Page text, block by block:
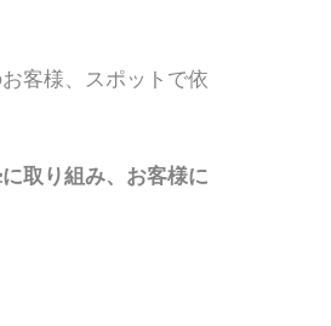
客様、スポットで依
取り組み、お客様に